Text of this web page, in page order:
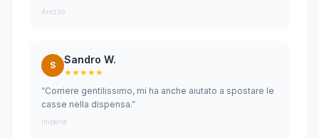
Arezzo
S Sandro W.
★★★★★
“Corriere gentilissimo, mi ha anche aiutato a spostare le
casse nella dispensa.”
Imperia